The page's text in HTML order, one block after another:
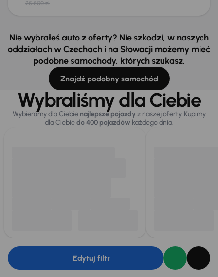
25 500 zł
Nie wybrałeś auto z oferty? Nie szkodzi, w naszych
oddziałach w Czechach i na Słowacji możemy mieć
podobne samochody, których szukasz.
Znajdź podobny samochód
Wybraliśmy dla Ciebie
Wybieramy dla Ciebie najlepsze pojazdy z naszej oferty. Kupimy
dla Ciebiedo 400 pojazdówkażdego dnia.
Edytuj filtr